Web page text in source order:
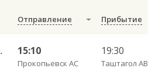
Отправление Прибытие
582п 15:10
Прокопьевск АС
19:30
Таштагол АВ